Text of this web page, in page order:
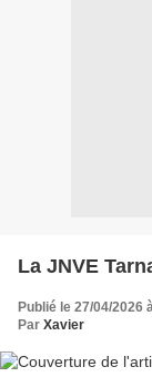
La JNVE
Publié le 27/04/2026
Par Xavier